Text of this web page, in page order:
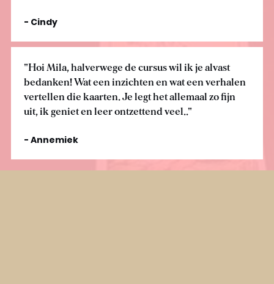
- Cindy
"Hoi Mila, halverwege de cursus wil ik je alvast
bedanken! Wat een inzichten en wat een verhalen
vertellen die kaarten. Je legt het allemaal zo fijn
uit, ik geniet en leer ontzettend veel.."
- Annemiek